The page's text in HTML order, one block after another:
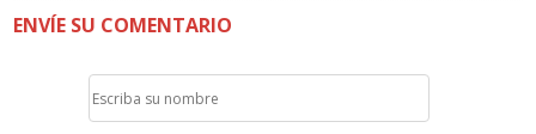
ENVÍE SU COMENTARIO